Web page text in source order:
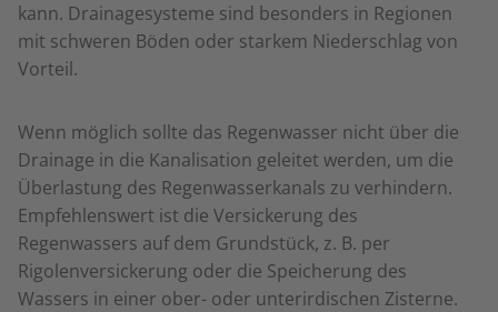
kann. Drainagesysteme sind besonders in Regionen
mit schweren Böden oder starkem Niederschlag von
Vorteil.
Wenn möglich sollte das Regenwasser nicht über die
Drainage in die Kanalisation geleitet werden, um die
Überlastung des Regenwasserkanals zu verhindern.
Empfehlenswert ist die Versickerung des
Regenwassers auf dem Grundstück, z. B. per
Rigolenversickerung oder die Speicherung des
Wassers in einer ober- oder unterirdischen Zisterne.